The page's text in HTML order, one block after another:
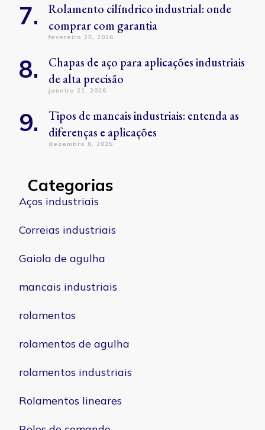
Rolamento cilíndrico industrial: onde
comprar com garantia
fevereiro 25, 2026
Chapas de aço para aplicações industriais
de alta precisão
janeiro 21, 2026
Tipos de mancais industriais: entenda as
diferenças e aplicações
dezembro 8, 2025
Categorias
Aços industriais
Correias industriais
Gaiola de agulha
mancais industriais
rolamentos
rolamentos de agulha
rolamentos industriais
Rolamentos lineares